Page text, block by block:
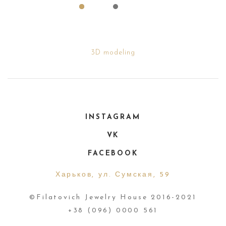
3D modeling
INSTAGRAM
VK
FACEBOOK
Харьков, ул. Сумская, 59
©Filatovich Jewelry House 2016-2021
+38 (096) 0000 561